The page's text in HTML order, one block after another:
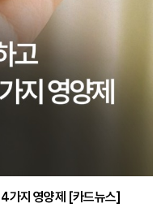
가지 영양제 [카드뉴스]